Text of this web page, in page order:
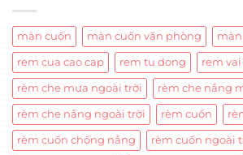
màn cuốn màn cuốn văn phòng
rem cua cao cap rem tu dong rem
rèm che mưa ngoài trời rèm che nắng
rèm che nắng ngoài trời rèm cuốn
rèm cuốn chống nắng rèm cuốn ngoài